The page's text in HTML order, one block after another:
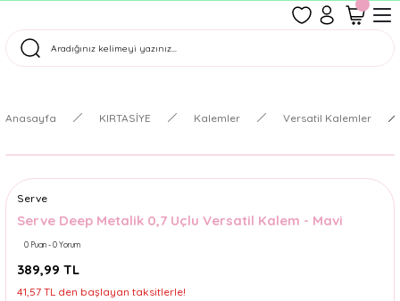
Tüm Siparişler Aynı Gün Kargoda!
Anasayfa KIRTASİYE Kalemler Versatil Kalemler
Serve
Serve Deep Metalik 0,7 Uçlu Versatil Kalem - Mavi
0 Puan - 0 Yorum
389,99 TL
41,57 TL den başlayan taksitlerle!